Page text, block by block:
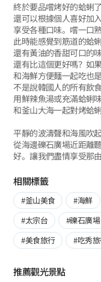
終於要品嚐烤好的蛤蜊
還可以根據個人喜好加
享受各種口味。嚐一口
此時能感覺到筋道的蛤
還有黃油的香甜可口的
還有比這個更好嗎？如
和海鮮方便麵一起吃也
不是說韓國人的所有飲
用鮮辣魚湯或充滿蛤蜊
和釜山大海一起對烤蛤
平靜的波濤聲和海風吹
從海邊礫石廣場近距離
好。讓我們盡情享受那
相關標籤
#釜山美食 #海鮮
#太宗台
#礫石廣場
#美食旅行
#吃秀
推薦觀光景點